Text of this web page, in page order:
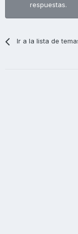
respuestas.
Ir a la lista de